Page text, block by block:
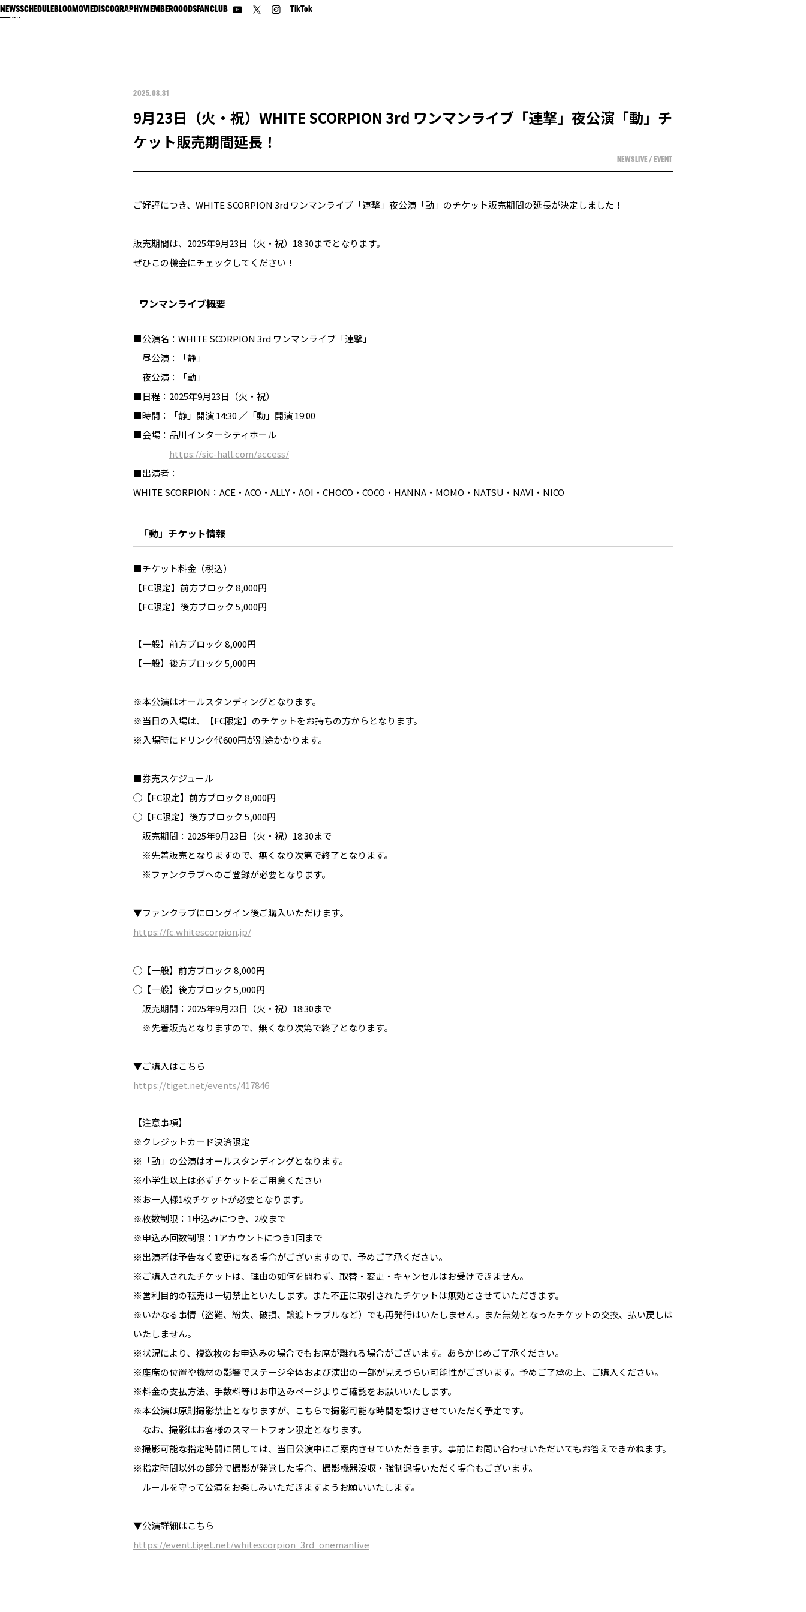
NEWSSCHEDULEBLOGMOVIE DISCOGRAPHYMEMBERGOODS FANCLUB TikTok
2025.08.31
9月23日（火・祝）WHITE SCORPION 3rd ワンマンライブ「連撃」夜公演「動」チ
ケット販売期間延長！
NEWS LIVE / EVENT
ご好評につき、WHITE SCORPION 3rd ワンマンライブ「連撃」夜公演「動」のチケット販売期間の延長が決定しました！
販売期間は、2025年9月23日（火・祝）18:30までとなります。
ぜひこの機会にチェックしてください！
ワンマンライブ概要
■公演名：WHITE SCORPION 3rd ワンマンライブ「連撃」
昼公演：「静」
夜公演：「動」
■日程：2025年9月23日（火・祝）
■時間：「静」開演 14:30 ／「動」開演 19:00
■会場：品川インターシティホール
https://sic-hall.com/access/
■出演者：
WHITE SCORPION：ACE・ACO・ALLY・AOI・CHOCO・COCO・HANNA・MOMO・NATSU・NAVI・NICO
「動」チケット情報
■チケット料金（税込）
【FC限定】前方ブロック 8,000円
【FC限定】後方ブロック 5,000円
【一般】前方ブロック 8,000円
【一般】後方ブロック 5,000円
※本公演はオールスタンディングとなります。
※当日の入場は、【FC限定】のチケットをお持ちの方からとなります。
※入場時にドリンク代600円が別途かかります。
■券売スケジュール
◯【FC限定】前方ブロック 8,000円
◯【FC限定】後方ブロック 5,000円
販売期間：2025年9月23日（火・祝）18:30まで
※先着販売となりますので、無くなり次第で終了となります。
※ファンクラブへのご登録が必要となります。
▼ファンクラブにロングイン後ご購入いただけます。
https://fc.whitescorpion.jp/
◯【一般】前方ブロック 8,000円
◯【一般】後方ブロック 5,000円
販売期間：2025年9月23日（火・祝）18:30まで
※先着販売となりますので、無くなり次第で終了となります。
▼ご購入はこちら
https://tiget.net/events/417846
【注意事項】
※クレジットカード決済限定
※「動」の公演はオールスタンディングとなります。
※小学生以上は必ずチケットをご用意ください
※お一人様1枚チケットが必要となります。
※枚数制限：1申込みにつき、2枚まで
※申込み回数制限：1アカウントにつき1回まで
※出演者は予告なく変更になる場合がございますので、予めご了承ください。
※ご購入されたチケットは、理由の如何を問わず、取替・変更・キャンセルはお受けできません。
※営利目的の転売は一切禁止といたします。また不正に取引されたチケットは無効とさせていただきます。
※いかなる事情（盗難、紛失、破損、譲渡トラブルなど）でも再発行はいたしません。また無効となったチケットの交換、払い戻しは
いたしません。
※状況により、複数枚のお申込みの場合でもお席が離れる場合がございます。あらかじめご了承ください。
※座席の位置や機材の影響でステージ全体および演出の一部が見えづらい可能性がございます。予めご了承の上、ご購入ください。
※料金の支払方法、手数料等はお申込みぺージよりご確認をお願いいたします。
※本公演は原則撮影禁止となりますが、こちらで撮影可能な時間を設けさせていただく予定です。
なお、撮影はお客様のスマートフォン限定となります。
※撮影可能な指定時間に関しては、当日公演中にご案内させていただきます。事前にお問い合わせいただいてもお答えできかねます。
※指定時間以外の部分で撮影が発覚した場合、撮影機器没収・強制退場いただく場合もございます。
ルールを守って公演をお楽しみいただきますようお願いいたします。
▼公演詳細はこちら
https://event.tiget.net/whitescorpion_3rd_onemanlive